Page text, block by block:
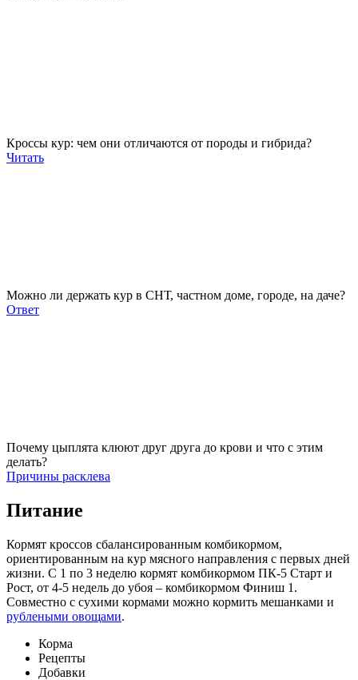
Кроссы кур: чем они отличаются от породы и гибрида?
Читать
Можно ли держать кур в СНТ, частном доме, городе, на даче?
Ответ
Почему цыплята клюют друг друга до крови и что с этим
делать?
Причины расклева
Питание
Кормят кроссов сбалансированным комбикормом,
ориентированным на кур мясного направления с первых дней
жизни. С 1 по 3 неделю кормят комбикормом ПК-5 Старт и
Рост, от 4-5 недель до убоя – комбикормом Финиш 1.
Совместно с сухими кормами можно кормить мешанками и
рублеными овощами.
Корма
Рецепты
Добавки